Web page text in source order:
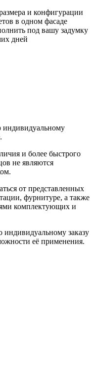
и конфигурации
в одном фасаде
под вашу задумку
дней
индивидуальному
и более быстрого
не являются
от представленных
фурнитуре, а также
комплектующих и
заказу
её применения.